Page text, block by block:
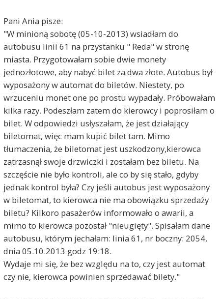
Pani Ania pisze:
"W minioną sobotę (05-10-2013) wsiadłam do
autobusu linii 61 na przystanku " Reda" w stronę
miasta. Przygotowałam sobie dwie monety
jednozłotowe, aby nabyć bilet za dwa złote. Autobus był
wyposażony w automat do biletów. Niestety, po
wrzuceniu monet one po prostu wypadały. Próbowałam
kilka razy. Podeszłam zatem do kierowcy i poprosiłam o
bilet. W odpowiedzi usłyszałam, że jest działający
biletomat, więc mam kupić bilet tam. Mimo
tłumaczenia, że biletomat jest uszkodzony,kierowca
zatrzasnął swoje drzwiczki i zostałam bez biletu. Na
szczęście nie było kontroli, ale co by się stało, gdyby
jednak kontrol była? Czy jeśli autobus jest wyposażony
w biletomat, to kierowca nie ma obowiązku sprzedaży
biletu? Kilkoro pasażerów informowało o awarii, a
mimo to kierowca pozostał "nieugięty". Spisałam dane
autobusu, którym jechałam: linia 61, nr boczny: 2054,
dnia 05.10.2013 godz 19:18.
Wydaje mi się, że bez względu na to, czy jest automat
czy nie, kierowca powinien sprzedawać bilety."